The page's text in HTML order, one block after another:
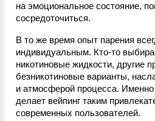
на эмоциональное состояние,
сосредоточиться.
В то же время опыт парения
индивидуальным. Кто-то
никотиновые жидкости, другие
безникотиновые варианты,
и атмосферой процесса.
делает вейпинг таким
современных пользователей.